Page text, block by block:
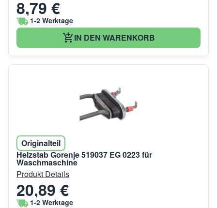
8,79 €
1-2 Werktage
IN DEN WARENKORB
Originalteil
Heizstab Gorenje 519037 EG 0223 für
Waschmaschine
Produkt Details
20,89 €
1-2 Werktage